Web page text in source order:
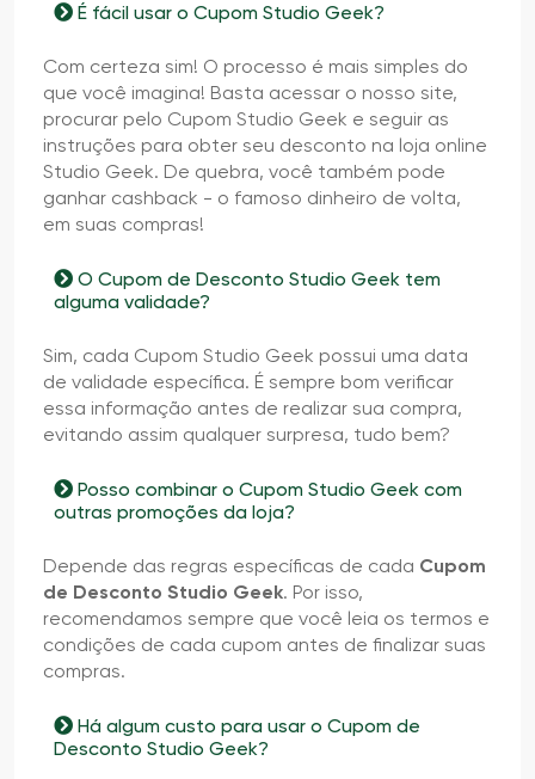
É fácil usar o Cupom Studio Geek?
Com certeza sim! O processo é mais simples do
que você imagina! Basta acessar o nosso site,
procurar pelo Cupom Studio Geek e seguir as
instruções para obter seu desconto na loja online
Studio Geek. De quebra, você também pode
ganhar cashback - o famoso dinheiro de volta,
em suas compras!
O Cupom de Desconto Studio Geek tem
alguma validade?
Sim, cada Cupom Studio Geek possui uma data
de validade específica. É sempre bom verificar
essa informação antes de realizar sua compra,
evitando assim qualquer surpresa, tudo bem?
Posso combinar o Cupom Studio Geek com
outras promoções da loja?
Depende das regras específicas de cada Cupom
de Desconto Studio Geek. Por isso,
recomendamos sempre que você leia os termos e
condições de cada cupom antes de finalizar suas
compras.
Há algum custo para usar o Cupom de
Desconto Studio Geek?